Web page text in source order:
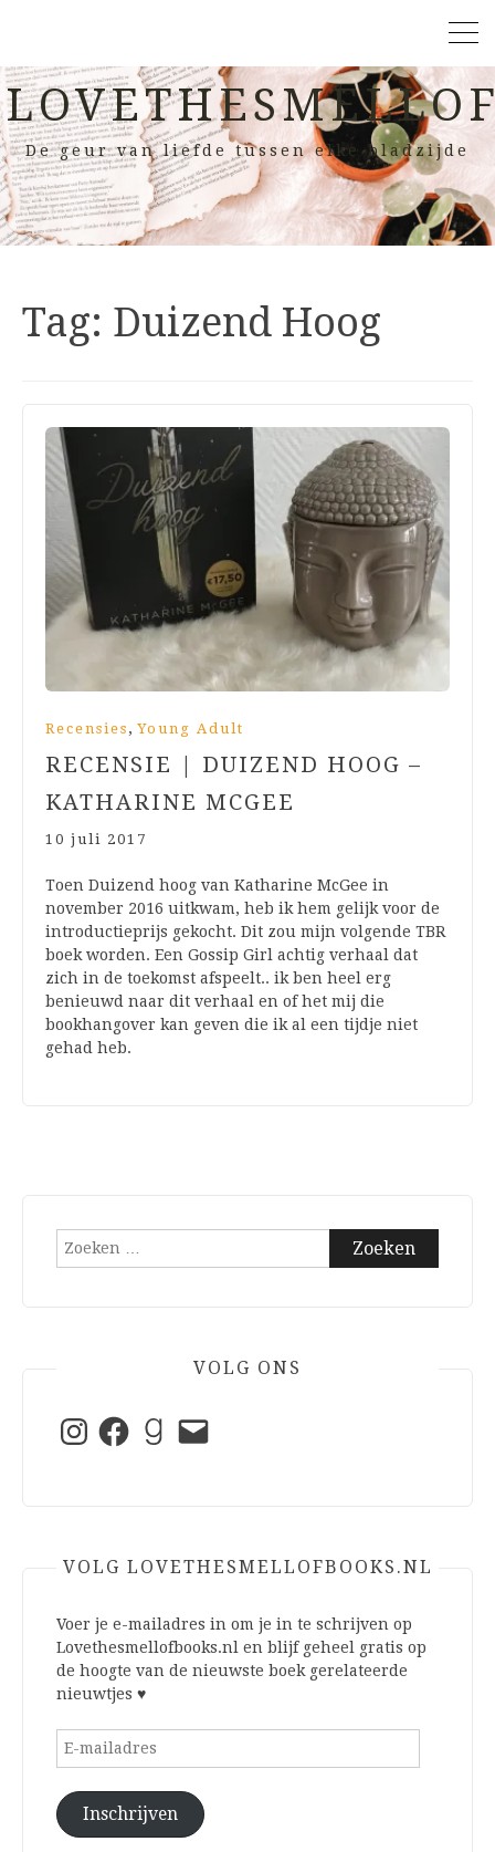
De geur van liefde tussen elke bladzijde
Tag: Duizend Hoog
Recensies , Young Adult
RECENSIE | DUIZEND HOOG –
KATHARINE MCGEE
10 juli 2017
Toen Duizend hoog van Katharine McGee in
november 2016 uitkwam, heb ik hem gelijk voor de
introductieprijs gekocht. Dit zou mijn volgende TBR
boek worden. Een Gossip Girl achtig verhaal dat
zich in de toekomst afspeelt.. ik ben heel erg
benieuwd naar dit verhaal en of het mij die
bookhangover kan geven die ik al een tijdje niet
gehad heb.
Zoeken
VOLG ONS
InstagramFacebookGoodreads
E-
mail
VOLG LOVETHESMELLOFBOOKS.NL
Voer je e-mailadres in om je in te schrijven op
Lovethesmellofbooks.nl en blijf geheel gratis op
de hoogte van de nieuwste boek gerelateerde
nieuwtjes ♥
E-
Inschrijven